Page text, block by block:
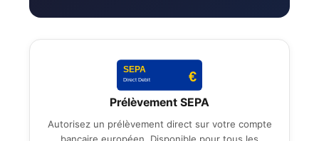
SEPA
Direct Debit €
Prélèvement SEPA
Autorisez un prélèvement direct sur votre compte
bancaire européen. Disponible pour tous les